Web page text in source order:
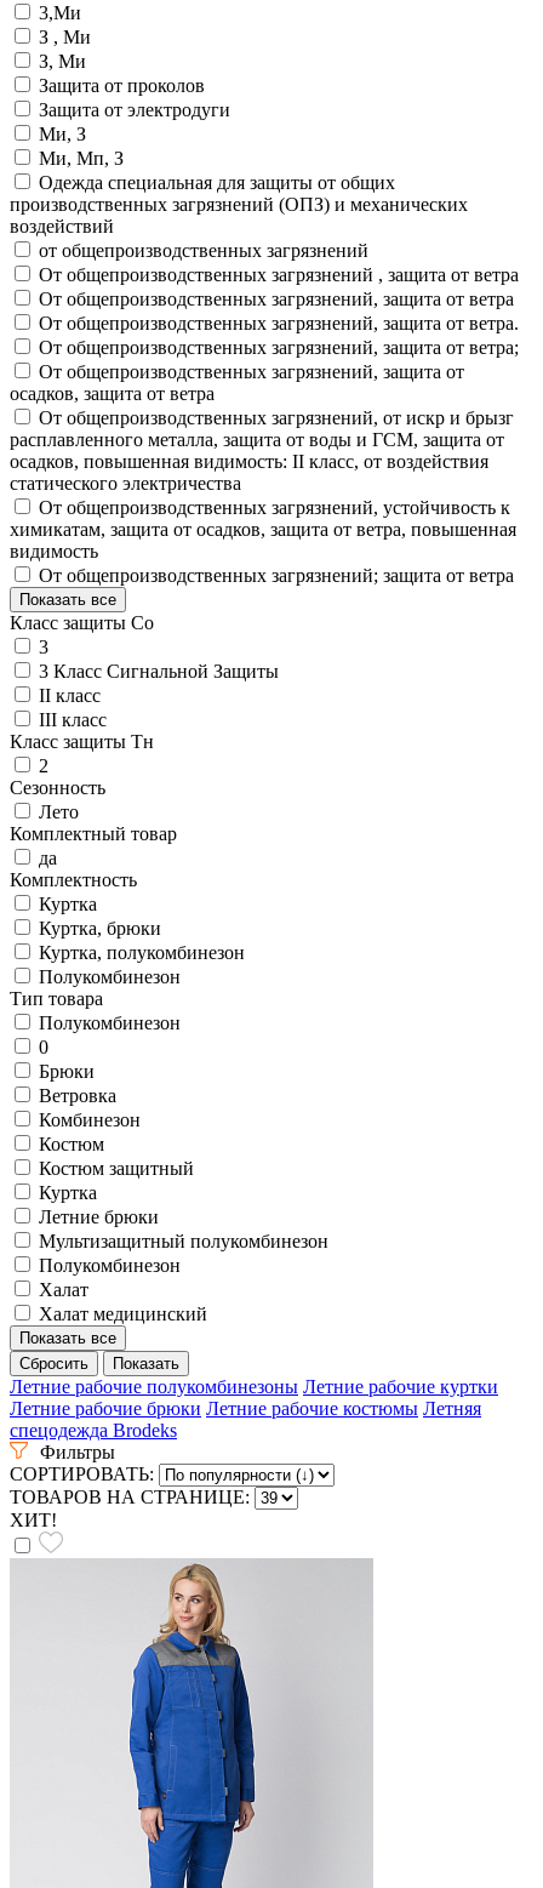
3,Ми
З , Ми
З, Ми
Защита от проколов
Защита от электродуги
Ми, З
Ми, Мп, З
Одежда специальная для защиты от общих
производственных загрязнений (ОПЗ) и механических
воздействий
от общепроизводственных загрязнений
От общепроизводственных загрязнений , защита от ветра
От общепроизводственных загрязнений, защита от ветра
От общепроизводственных загрязнений, защита от ветра.
От общепроизводственных загрязнений, защита от ветра;
От общепроизводственных загрязнений, защита от
осадков, защита от ветра
От общепроизводственных загрязнений, от искр и брызг
расплавленного металла, защита от воды и ГСМ, защита от
осадков, повышенная видимость: II класс, от воздействия
статического электричества
От общепроизводственных загрязнений, устойчивость к
химикатам, защита от осадков, защита от ветра, повышенная
видимость
От общепроизводственных загрязнений; защита от ветра
Показать все
Класс защиты Со
3
3 Класс Сигнальной Защиты
II класс
III класс
Класс защиты Тн
2
Сезонность
Лето
Комплектный товар
да
Комплектность
Куртка
Куртка, брюки
Куртка, полукомбинезон
Полукомбинезон
Тип товара
Полукомбинезон
0
Брюки
Ветровка
Комбинезон
Костюм
Костюм защитный
Куртка
Летние брюки
Мультизащитный полукомбинезон
Полукомбинезон
Халат
Халат медицинский
Показать все
Летние рабочие полукомбинезоны Летние рабочие куртки
Летние рабочие брюки Летние рабочие костюмы Летняя
спецодежда Brodeks
Фильтры
СОРТИРОВАТЬ:
ТОВАРОВ НА СТРАНИЦЕ:
ХИТ!